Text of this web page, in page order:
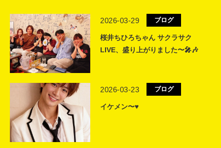
2026-03-29 ブログ
桜井ちひろちゃん サクラサク
LIVE、盛り上がりました〜🎤🎶
2026-03-23 ブログ
イケメン〜♥️